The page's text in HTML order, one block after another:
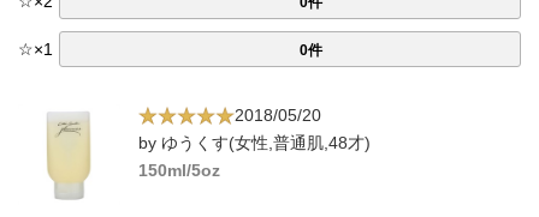
☆×1 0件
2018/05/20
by ゆうくす(女性,普通肌,48才)
150ml/5oz